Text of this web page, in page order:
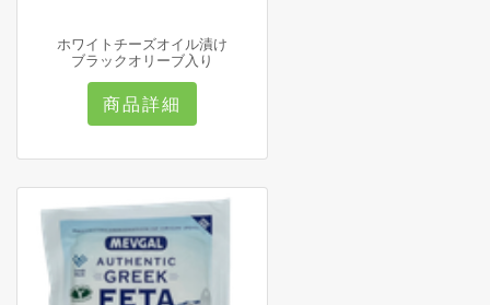
ホワイトチーズオイル漬け
ブラックオリーブ入り
商品詳細